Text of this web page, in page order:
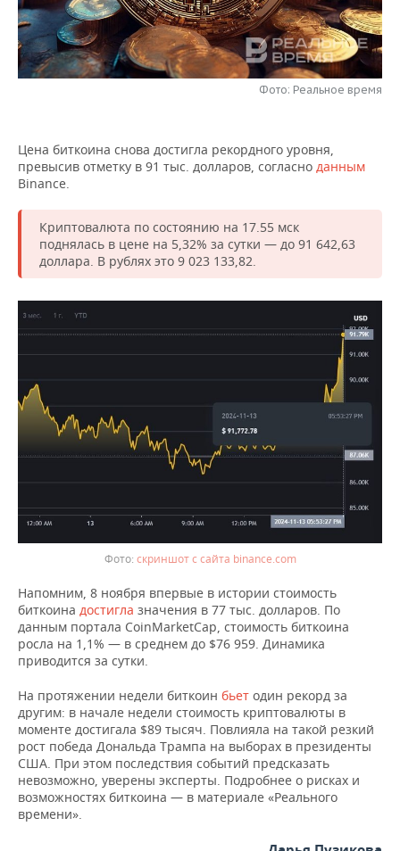
НЕФТЕХИМИЯ
НЕФТЬ
РОЗНИЧНАЯ ТОРГОВЛЯ
ТРАНСПОРТ
НОВОСТИ ТЕХНОЛОГИЙ
IT
ТЕЛЕКОММУНИКАЦИИ
МЕРОПРИЯТИЯ
НОВОСТИ МЕРОПРИЯТИЙ
БИЗНЕС-БРАНЧИ
ОТКРЫТАЯ ЛЕКЦИЯ
СПОРТ
ФУТБОЛ
БАСКЕТБОЛ
ВОЛЕЙБОЛ
КИБЕРСПОРТ
ВОДНЫЕ ВИДЫ СПОРТА
ХОККЕЙ С МЯЧОМ
НОВОСТИ ОБЩЕСТВА
ИНФРАСТРУКТУРА
ИСТОРИЯ
КУЛЬТУРА
ОБРАЗОВАНИЕ
ПРОИСШЕСТВИЯ
ФОТОГАЛЕРЕЯ
СПРАВОЧНИК
СПИСОК ПЕРСОН
СПИСОК КОМПАНИЙ
ПОЛНАЯ ВЕРСИЯ
Фото: Реальное время
Цена биткоина снова достигла рекордного уровня,
превысив отметку в 91 тыс. долларов, согласно данным
Binance.
Криптовалюта по состоянию на 17.55 мск
поднялась в цене на 5,32% за сутки — до 91 642,63
доллара. В рублях это 9 023 133,82.
скриншот с сайта binance.com
Напомним, 8 ноября впервые в истории стоимость
биткоина достигла значения в 77 тыс. долларов. По
данным портала CoinMarketCap, стоимость биткоина
росла на 1,1% — в среднем до $76 959. Динамика
приводится за сутки.
На протяжении недели биткоин бьет один рекорд за
другим: в начале недели стоимость криптовалюты в
моменте достигала $89 тысяч. Повлияла на такой резкий
рост победа Дональда Трампа на выборах в президенты
США. При этом последствия событий предсказать
невозможно, уверены эксперты. Подробнее о рисках и
возможностях биткоина — в материале «Реального
времени».